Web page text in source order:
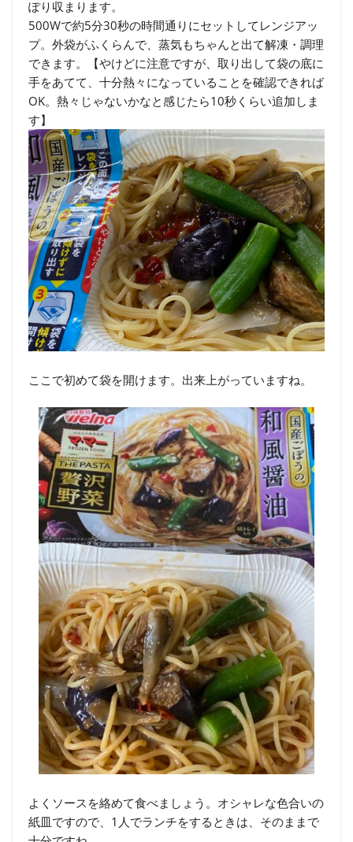
ぽり収まります。
500Wで約5分30秒の時間通りにセットしてレンジアッ
プ。外袋がふくらんで、蒸気もちゃんと出て解凍・調理
できます。【やけどに注意ですが、取り出して袋の底に
手をあてて、十分熱々になっていることを確認できれば
OK。熱々じゃないかなと感じたら10秒くらい追加しま
す】
ここで初めて袋を開けます。出来上がっていますね。
よくソースを絡めて食べましょう。オシャレな色合いの
紙皿ですので、1人でランチをするときは、そのままで